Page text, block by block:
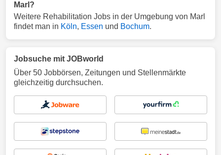
Marl?
Weitere Rehabilitation Jobs in der Umgebung von Marl
findet man in Köln, Essen und Bochum.
Jobsuche mit JOBworld
Über 50 Jobbörsen, Zeitungen und Stellenmärkte
gleichzeitig durchsuchen.